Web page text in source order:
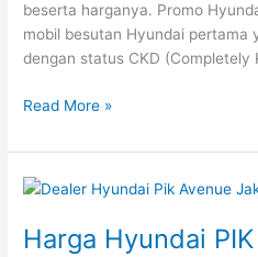
beserta harganya. Promo
mobil besutan Hyundai pertama
dengan status CKD (Completely
Read More »
Harga Hyundai
Harga
PIK